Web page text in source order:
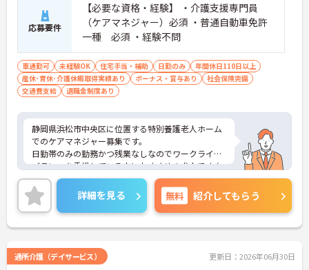
応募要件
【必要な資格・経験】 ・介護支援専門員
（ケアマネジャー）必須 ・普通自動車免許
一種 必須 ・経験不問
車通勤可 未経験OK 住宅手当・補助 日勤のみ
年間休日110日以上
産休･育休･介護休暇取得実績あり
ボーナス・賞与あり
社会保険完備
交通費支給
退職金制度あり
静岡県浜松市中央区に位置する特別養護老人ホーム
でのケアマネジャー募集です。
日勤帯のみの勤務かつ残業なしなのでワークライフ
バランスを重視している方におすすめの求人です♪
ご興味のある方はご面接のポイントお伝えしますの
でご気軽にお問合せください。
詳細を見る 無料 紹介してもらう
通所介護（デイサービス） 更新日：2026年06月30日